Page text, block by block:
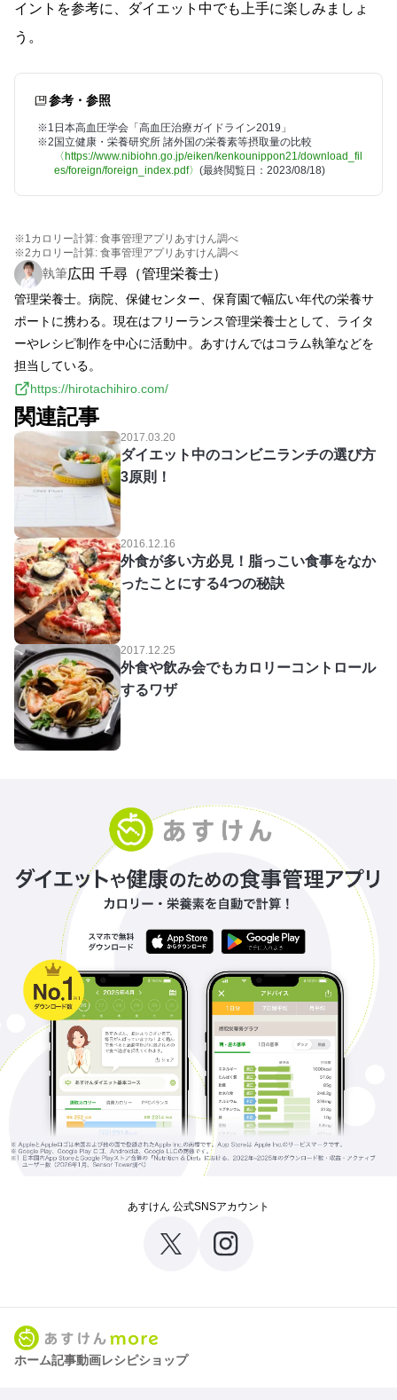
イントを参考に、ダイエット中でも上手に楽しみましょ
う。
参考・参照
※1 日本高血圧学会「高血圧治療ガイドライン2019」
※2国立健康・栄養研究所 諸外国の栄養素等摂取量の比較
〈https://www.nibiohn.go.jp/eiken/kenkounippon21/download_fil
es/foreign/foreign_index.pdf〉 (最終閲覧日：2023/08/18)
※1 カロリー計算: 食事管理アプリあすけん調べ
※2カロリー計算: 食事管理アプリあすけん調べ
執筆広田 千尋（管理栄養士）
管理栄養士。病院、保健センター、保育園で幅広い年代の栄養サ
ポートに携わる。現在はフリーランス管理栄養士として、ライタ
ーやレシピ制作を中心に活動中。あすけんではコラム執筆などを
担当している。
https://hirotachihiro.com/
関連記事
2017.03.20
ダイエット中のコンビニランチの選び方
3原則！
2016.12.16
外食が多い方必見！脂っこい食事をなか
ったことにする4つの秘訣
2017.12.25
外食や飲み会でもカロリーコントロール
するワザ
あすけん 公式SNSアカウント
ホーム記事動画レシピショップ